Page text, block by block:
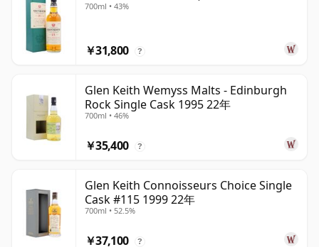
700ml • 43%
￥31,800 ?
Glen Keith Wemyss Malts - Edinburgh
Rock Single Cask 1995 22年
700ml • 46%
￥35,400 ?
Glen Keith Connoisseurs Choice Single
Cask #115 1999 22年
700ml • 52.5%
￥37,100 ?